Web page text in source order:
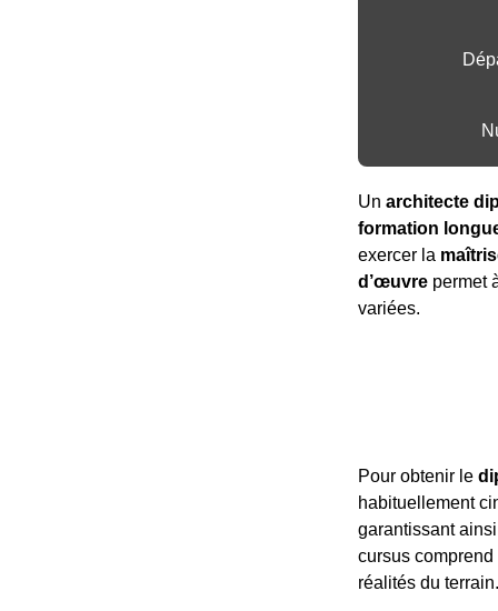
Un architecte
formation
exercer la
d’œuvre permet
variées.
Pour obtenir le
habituellement
garantissant
cursus
réalités du terrain.